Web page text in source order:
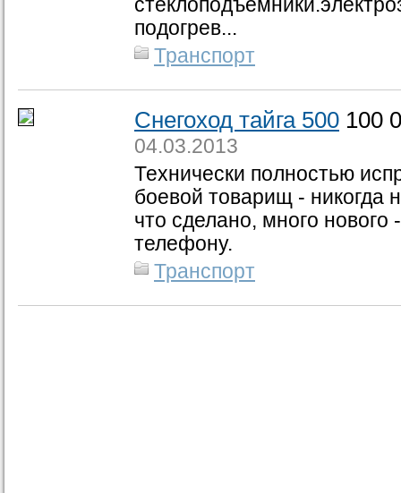
подогрев...
Транспорт
Снегоход тайга 500 100
04.03.2013
Технически полностью
боевой товарищ - никогда
что сделано, много нового
телефону.
Транспорт